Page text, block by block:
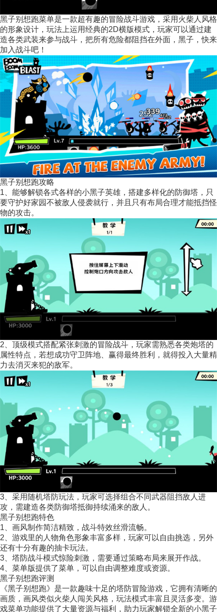
黑子别想跑菜单是一款超有趣的冒险战斗游戏，采用火柴人风格
的形象设计，玩法上运用经典的2D横版模式，玩家可以通过建
造各类武装来参与战斗，把所有危险都阻挡在外面，黑子，快来
加入战斗吧！
黑子别想跑攻略
1、能够解锁各式各样的小黑子英雄，搭建多样化的防御塔，只
要守护好家园不被敌人侵袭就行，并且只有布局合理才能抵挡怪
物的攻击。
2、顶级模式搭配紧张刺激的冒险战斗，玩家需熟悉各类炮塔的
属性特点，若想成功守卫阵地、赢得最终胜利，就得投入大量精
力去消灭来犯的敌军。
3、采用随机塔防玩法，玩家可选择组合不同武器阻挡敌人进
攻，需建造各类防御塔抵御持续涌来的敌人。
黑子别想跑特色
1、画风制作简洁精致，战斗特效丝滑流畅。
2、游戏里的人物角色形象丰富多样，玩家可以自由挑选，另外
还有十分有趣的抽卡玩法。
3、塔防战斗模式惊险刺激，需要通过策略布局来展开作战。
4、菜单版提供了菜单，可以自由调整难度或资源。
黑子别想跑评测
《黑子别想跑》是一款趣味十足的塔防冒险游戏，它拥有清晰的
画质，画风类似火柴人闯关风格，玩法模式丰富且灵活多变。游
戏菜单功能提供了大量资源与福利，助力玩家解锁全新的小黑子